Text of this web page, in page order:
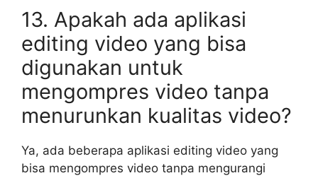
13. Apakah ada aplikasi
editing video yang bisa
digunakan untuk
mengompres video tanpa
menurunkan kualitas video?
Ya, ada beberapa aplikasi editing video yang
bisa mengompres video tanpa mengurangi